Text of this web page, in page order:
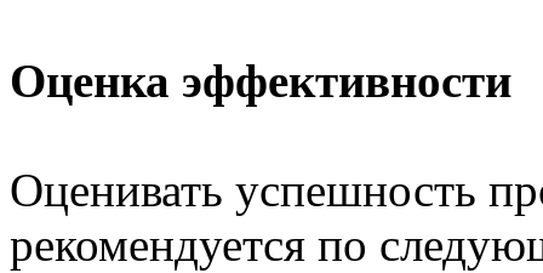
Оценка эффективности
Оценивать успешность
рекомендуется по